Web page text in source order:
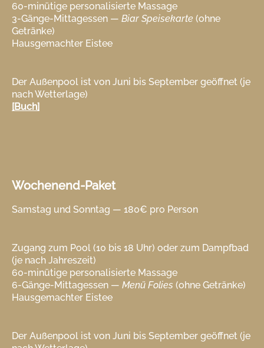
60-minütige personalisierte Massage
3-Gänge-Mittagessen — Biar Speisekarte (ohne
Getränke)
Hausgemachter Eistee
Der Außenpool ist von Juni bis September geöffnet (je
nach Wetterlage)
[Buch]
Wochenend-Paket
Samstag und Sonntag — 180€ pro Person
Zugang zum Pool (10 bis 18 Uhr) oder zum Dampfbad
(je nach Jahreszeit)
60-minütige personalisierte Massage
6-Gänge-Mittagessen — Menü Folies (ohne Getränke)
Hausgemachter Eistee
Der Außenpool ist von Juni bis September geöffnet (je